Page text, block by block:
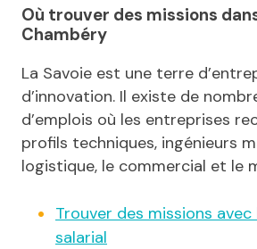
Où trouver des missions
Chambéry
La Savoie est une terre
d’innovation. Il existe de
d’emplois où les entreprises
profils techniques, ingénieurs
logistique, le commercial et le
Trouver des missions
salarial